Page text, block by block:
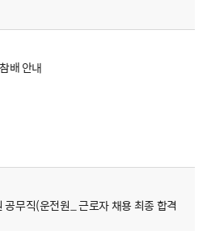
배 안내
공무직(운전원_ 근로자 채용 최종 합격